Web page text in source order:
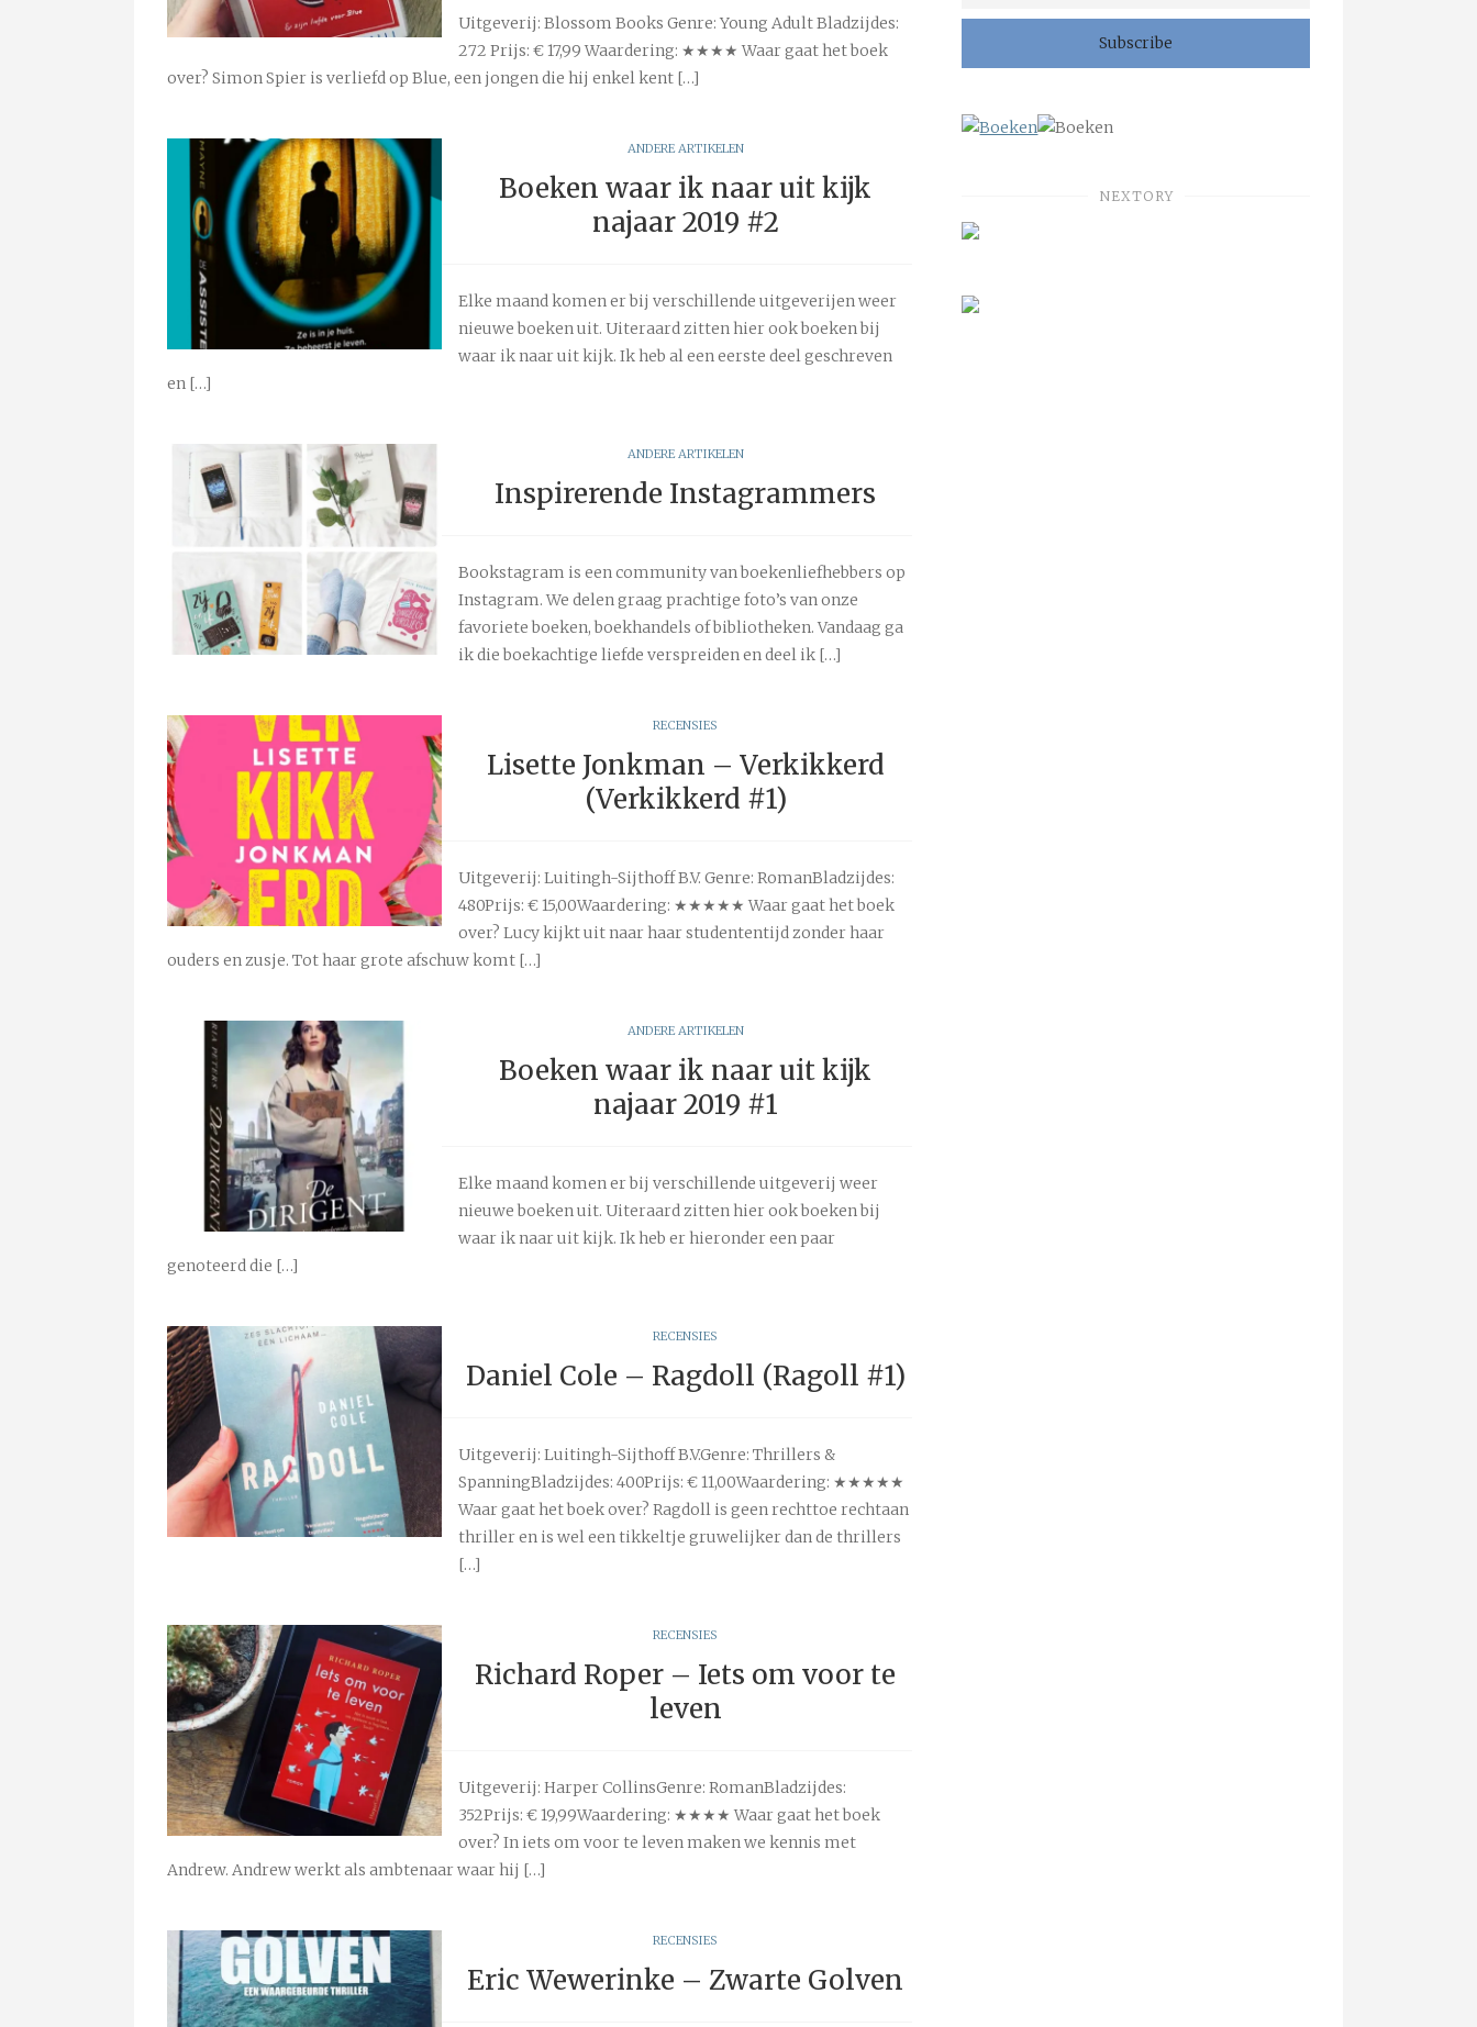
Uitgeverij: Blossom Books Genre: Young Adult Bladzijdes:
272 Prijs: € 17,99 Waardering: ★★★★ Waar gaat het boek
over? Simon Spier is verliefd op Blue, een jongen die hij enkel kent […]
ANDERE ARTIKELEN
Boeken waar ik naar uit kijk
najaar 2019 #2
Elke maand komen er bij verschillende uitgeverijen weer
nieuwe boeken uit. Uiteraard zitten hier ook boeken bij
waar ik naar uit kijk. Ik heb al een eerste deel geschreven
en […]
ANDERE ARTIKELEN
Inspirerende Instagrammers
Bookstagram is een community van boekenliefhebbers op
Instagram. We delen graag prachtige foto’s van onze
favoriete boeken, boekhandels of bibliotheken. Vandaag ga
ik die boekachtige liefde verspreiden en deel ik […]
RECENSIES
Lisette Jonkman – Verkikkerd
(Verkikkerd #1)
Uitgeverij: Luitingh-Sijthoff B.V. Genre: RomanBladzijdes:
480Prijs: € 15,00Waardering: ★★★★★ Waar gaat het boek
over? Lucy kijkt uit naar haar studententijd zonder haar
ouders en zusje. Tot haar grote afschuw komt […]
ANDERE ARTIKELEN
Boeken waar ik naar uit kijk
najaar 2019 #1
Elke maand komen er bij verschillende uitgeverij weer
nieuwe boeken uit. Uiteraard zitten hier ook boeken bij
waar ik naar uit kijk. Ik heb er hieronder een paar
genoteerd die […]
RECENSIES
Daniel Cole – Ragdoll (Ragoll #1)
Uitgeverij: Luitingh-Sijthoff B.V.Genre: Thrillers &
SpanningBladzijdes: 400Prijs: € 11,00Waardering: ★★★★★
Waar gaat het boek over? Ragdoll is geen rechttoe rechtaan
thriller en is wel een tikkeltje gruwelijker dan de thrillers
[…]
RECENSIES
Richard Roper – Iets om voor te
leven
Uitgeverij: Harper CollinsGenre: RomanBladzijdes:
352Prijs: € 19,99Waardering: ★★★★ Waar gaat het boek
over? In iets om voor te leven maken we kennis met
Andrew. Andrew werkt als ambtenaar waar hij […]
RECENSIES
Eric Wewerinke – Zwarte Golven
NEXTORY